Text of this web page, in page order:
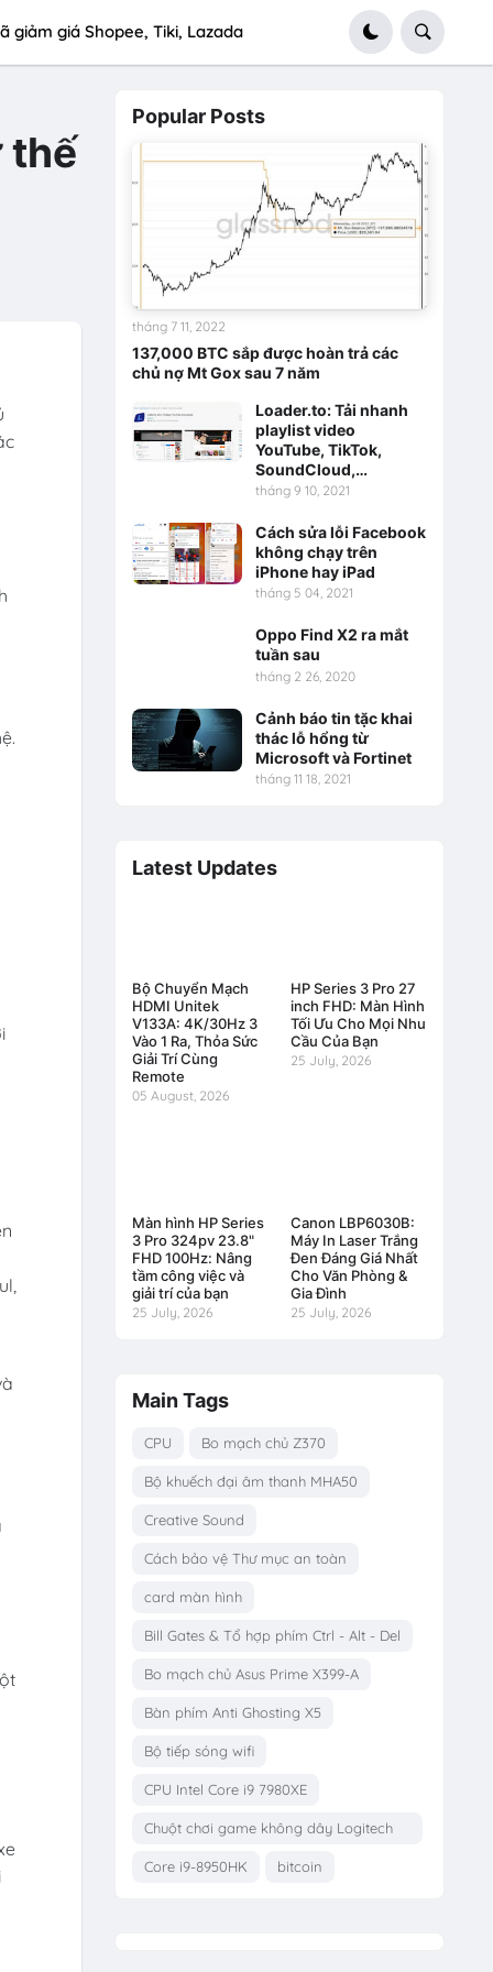
giảm giá Shopee, Tiki, Lazada
thế
Popular Posts
137,000 BTC sắp được hoàn trả các
chủ nợ Mt Gox sau 7 năm
tháng 7 11, 2022
Loader.to: Tải nhanh
playlist video
YouTube, TikTok,
SoundCloud,…
tháng 9 10, 2021
Cách sửa lỗi Facebook
không chạy trên
iPhone hay iPad
tháng 5 04, 2021
Oppo Find X2 ra mắt
tuần sau
tháng 2 26, 2020
Cảnh báo tin tặc khai
thác lỗ hổng từ
Microsoft và Fortinet
tháng 11 18, 2021
Latest Updates
Bộ Chuyển Mạch
HDMI Unitek
V133A: 4K/30Hz 3
Vào 1 Ra, Thỏa Sức
Giải Trí Cùng
Remote
05 August, 2026
HP Series 3 Pro 27
inch FHD: Màn Hình
Tối Ưu Cho Mọi Nhu
Cầu Của Bạn
25 July, 2026
Màn hình HP Series
3 Pro 324pv 23.8"
FHD 100Hz: Nâng
tầm công việc và
giải trí của bạn
25 July, 2026
Canon LBP6030B:
Máy In Laser Trắng
Đen Đáng Giá Nhất
Cho Văn Phòng &
Gia Đình
25 July, 2026
Main Tags
CPU Bo mạch chủ Z370
Bộ khuếch đại âm thanh MHA50
Creative Sound
Cách bảo vệ Thư mục an toàn
card màn hình
Bill Gates & Tổ hợp phím Ctrl - Alt - Del
Bo mạch chủ Asus Prime X399-A
Bàn phím Anti Ghosting X5
Bộ tiếp sóng wifi
CPU Intel Core i9 7980XE
Chuột chơi game không dây Logitech
G703
Core i9-8950HK bitcoin